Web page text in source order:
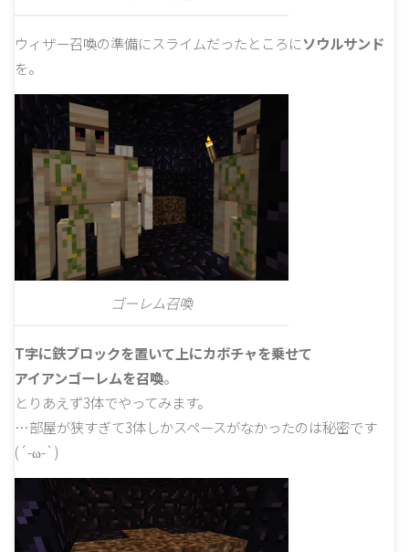
ウィザー召喚の準備にスライムだったところにソウルサンド
を。
ゴーレム召喚
T字に鉄ブロックを置いて上にカボチャを乗せて
アイアンゴーレムを召喚。
とりあえず3体でやってみます。
…部屋が狭すぎて3体しかスペースがなかったのは秘密です
(´-ω-`)